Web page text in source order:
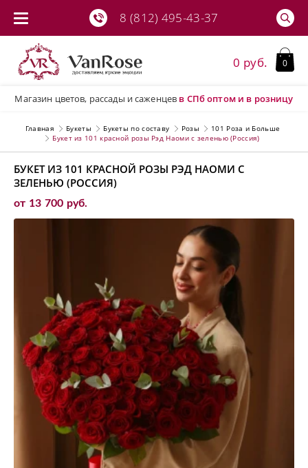
8 (812) 495-43-37
Магазин цветов, рассады и саженцев в СПбоптом и в розницу
0 руб. 0
Главная Букеты Букеты по составу Розы
101 Роза и Больше
Букет из 101 красной розы Рэд Наоми с зеленью (Россия)
БУКЕТ ИЗ 101 КРАСНОЙ РОЗЫ РЭД НАОМИ С
ЗЕЛЕНЬЮ (РОССИЯ)
от 13 700 руб.